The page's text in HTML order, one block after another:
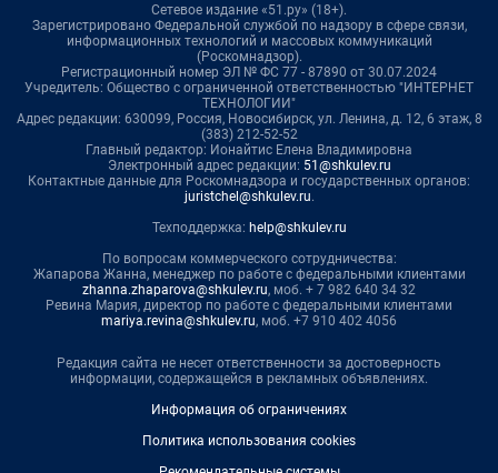
Сетевое издание «51.ру» (18+).
Зарегистрировано Федеральной службой по надзору в сфере связи,
информационных технологий и массовых коммуникаций
(Роскомнадзор).
Регистрационный номер ЭЛ № ФС 77 - 87890 от 30.07.2024
Учредитель: Общество с ограниченной ответственностью "ИНТЕРНЕТ
ТЕХНОЛОГИИ"
Адрес редакции: 630099, Россия, Новосибирск, ул. Ленина, д. 12, 6 этаж, 8
(383) 212-52-52
Главный редактор: Ионайтис Елена Владимировна
Электронный адрес редакции: 51@shkulev.ru
Контактные данные для Роскомнадзора и государственных органов:
juristchel@shkulev.ru.
Техподдержка: help@shkulev.ru
По вопросам коммерческого сотрудничества:
Жапарова Жанна, менеджер по работе с федеральными клиентами
zhanna.zhaparova@shkulev.ru, моб. + 7 982 640 34 32
Ревина Мария, директор по работе с федеральными клиентами
mariya.revina@shkulev.ru, моб. +7 910 402 4056
Редакция сайта не несет ответственности за достоверность
информации, содержащейся в рекламных объявлениях.
Информация об ограничениях
Политика использования cookies